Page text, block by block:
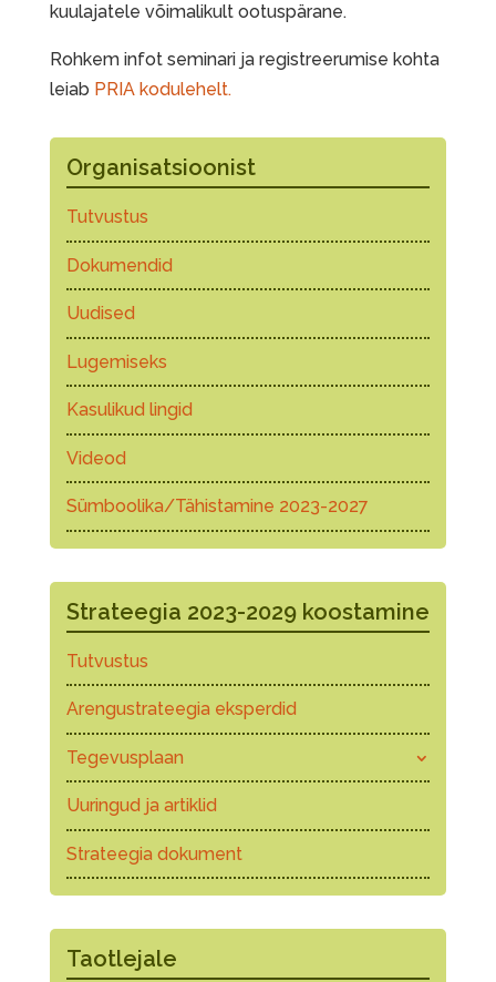
kuulajatele võimalikult ootuspärane.
Rohkem infot seminari ja registreerumise kohta
leiab PRIA kodulehelt.
Organisatsioonist
Tutvustus
Dokumendid
Uudised
Lugemiseks
Kasulikud lingid
Videod
Sümboolika/Tähistamine 2023-2027
Strateegia 2023-2029 koostamine
Tutvustus
Arengustrateegia eksperdid
Tegevusplaan
Uuringud ja artiklid
Strateegia dokument
Taotlejale